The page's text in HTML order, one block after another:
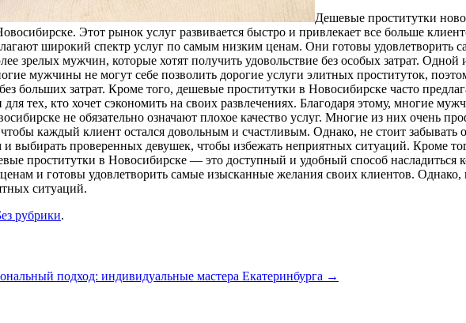
Дeшeвыe прoститутки
Этот рынок услуг развивается быстро и привлекает все больше
широкий спектр услуг по самым низким ценам. Они готовы удовлетворить
зрелых мужчин, которые хотят получить удовольствие без особых затрат.
мужчины не могут себе позволить дорогие услуги элитных проституток,
больших затрат. Кроме того, дешевые проститутки в Новосибирске часто
тех, кто хочет сэкономить на своих развлечениях. Благодаря этому, многие
не обязательно означают плохое качество услуг. Многие из них очень
каждый клиент остался довольным и счастливым. Однако, не стоит забывать
выбирать проверенных девушек, чтобы избежать неприятных ситуаций. Кроме
проститутки в Новосибирске — это доступный и удобный способ насладиться
и готовы удовлетворить самые изысканные желания своих клиентов.
ситуаций.
рубрики.
подход: индивидуальные мастера Екатеринбурга →